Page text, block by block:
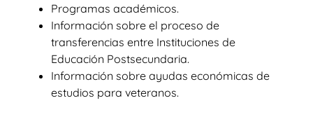
Programas académicos.
Información sobre el proceso de
transferencias entre Instituciones de
Educación Postsecundaria.
Información sobre ayudas económicas de
estudios para veteranos.